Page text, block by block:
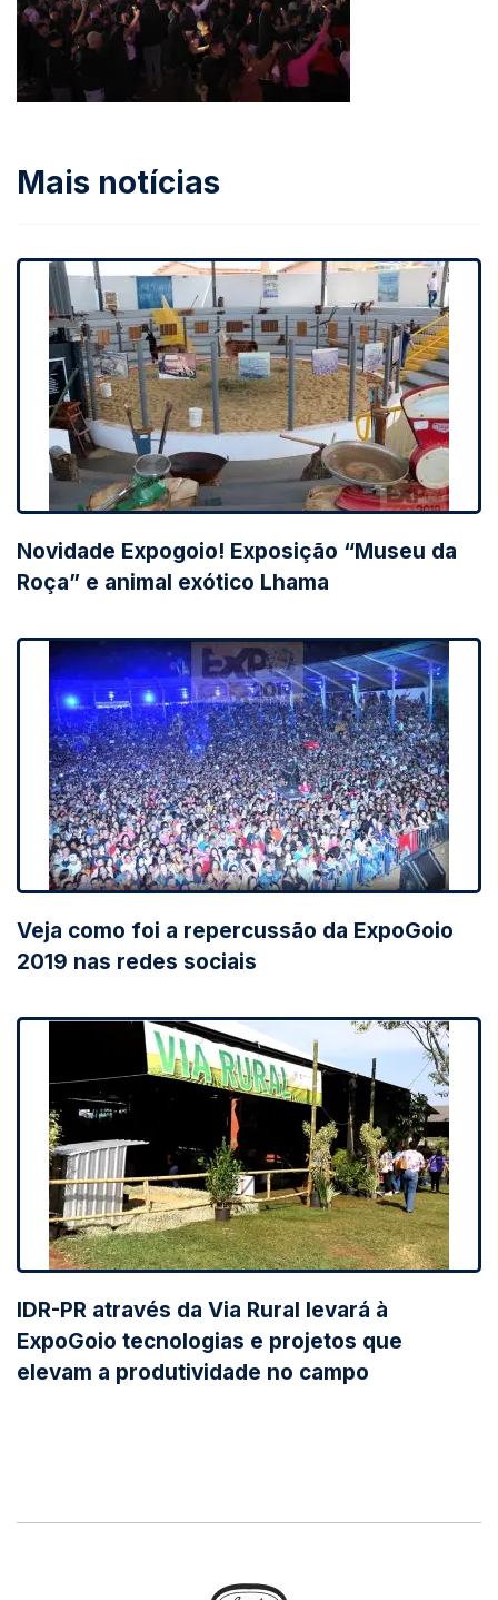
Mais notícias
Novidade Expogoio! Exposição “Museu da
Roça” e animal exótico Lhama
Veja como foi a repercussão da ExpoGoio
2019 nas redes sociais
IDR-PR através da Via Rural levará à
ExpoGoio tecnologias e projetos que
elevam a produtividade no campo